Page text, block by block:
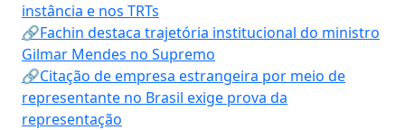
instância e nos TRTs
🔗Fachin destaca trajetória institucional do ministro
Gilmar Mendes no Supremo
🔗Citação de empresa estrangeira por meio de
representante no Brasil exige prova da
representação